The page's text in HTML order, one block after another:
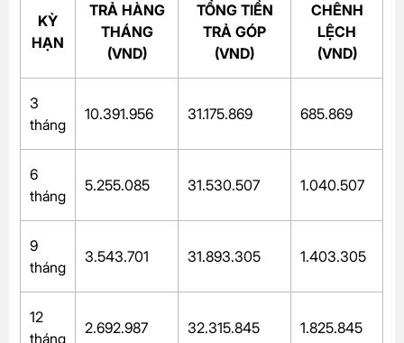
KỲ
HẠN
TRẢ HÀNG
THÁNG
(VND)
TỔNG TIỀN
TRẢ GÓP
(VND)
CHÊNH
LỆCH
(VND)
3
tháng
10.391.956 31.175.869 685.869
6
tháng
5.255.085 31.530.507 1.040.507
9
tháng
3.543.701 31.893.305 1.403.305
12
tháng
2.692.987 32.315.845 1.825.845